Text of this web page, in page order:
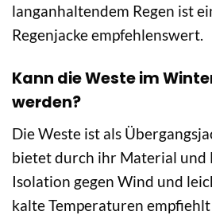
langanhaltendem Regen ist
Regenjacke empfehlenswert.
Kann die Weste im
werden?
Die Weste ist als
bietet durch ihr Material und
Isolation gegen Wind und
kalte Temperaturen empfiehlt